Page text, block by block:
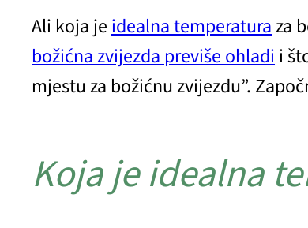
Ali koja jeidealna temperaturaza
božićna zvijezda previše ohladii
mjestu za božićnu zvijezdu”.
Koja je idealna